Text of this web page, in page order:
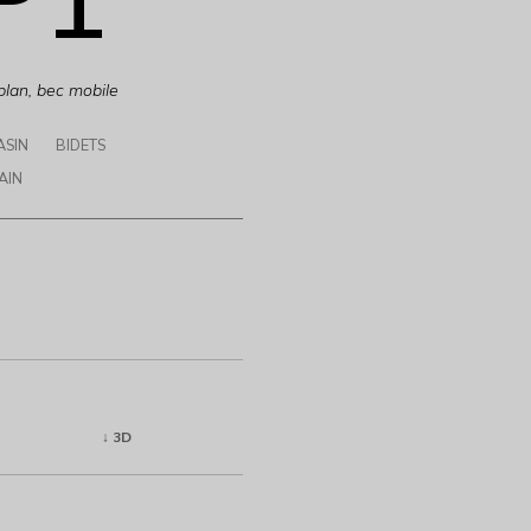
bec mobile
BIDETS
↓ 3D